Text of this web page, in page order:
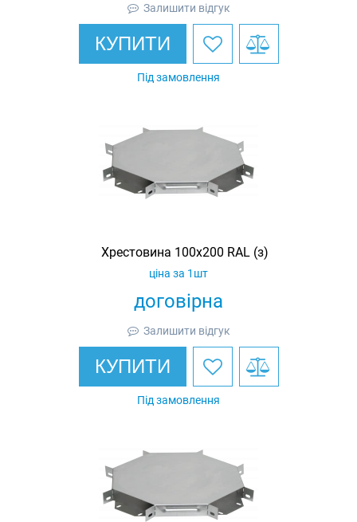
Залишити відгук
КУПИТИ
Під замовлення
Хрестовина 100х200 RAL (з)
договірна
ціна за 1шт
Залишити відгук
КУПИТИ
Під замовлення